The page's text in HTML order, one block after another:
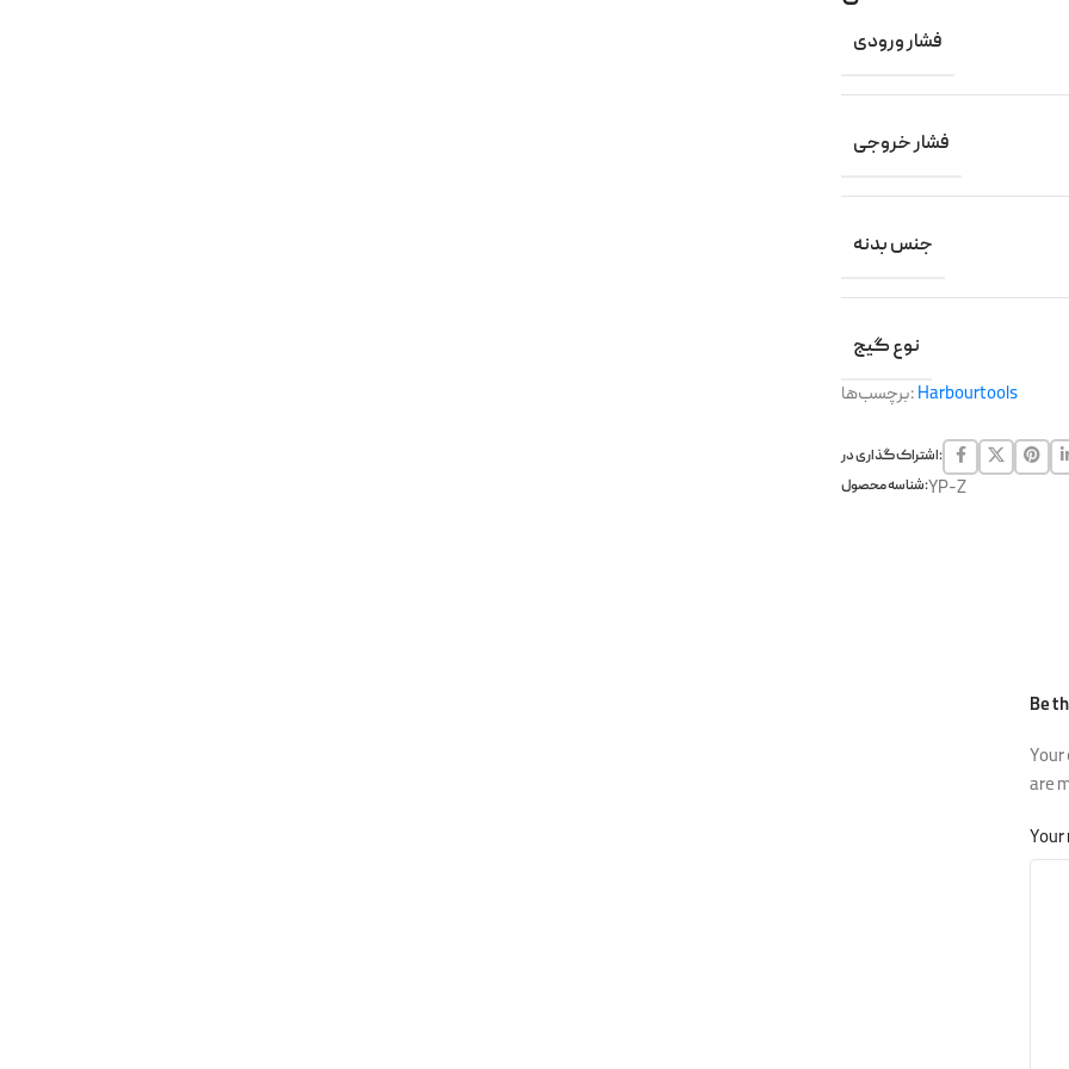
فشار ورودی
فشار خروجی
جنس بدنه
نوع گیج
برچسب‌ها:Harbourtools
اشتراک گذاری در:
شناسه محصول:YP-Z
are